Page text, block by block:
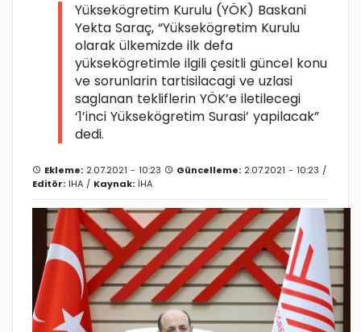
Yüksekögretim Kurulu (YÖK) Baskani
Yekta Saraç, “Yüksekögretim Kurulu
olarak ülkemizde ilk defa
yüksekögretimle ilgili çesitli güncel konu
ve sorunlarin tartisilacagi ve uzlasi
saglanan tekliflerin YÖK’e iletilecegi
‘1’inci Yüksekögretim Surasi’ yapilacak”
dedi.
Ekleme: 2.07.2021 - 10:23 Güncelleme: 2.07.2021 - 10:23 /
Editör: IHA / Kaynak: İHA